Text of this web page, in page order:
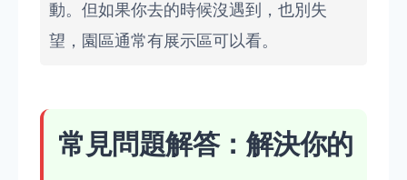
動。但如果你去的時候沒遇到，也別失
望，園區通常有展示區可以看。
常見問題解答：解決你的